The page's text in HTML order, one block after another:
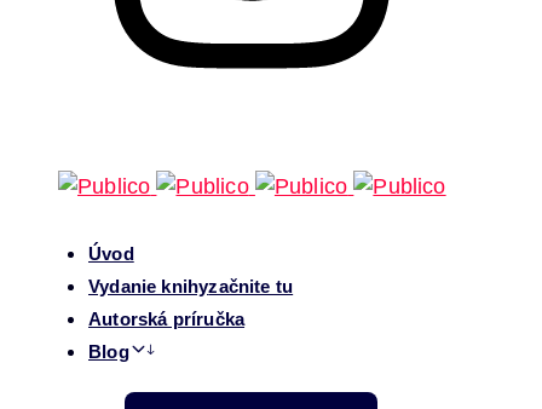
Úvod
Vydanie knihyzačnite tu
Autorská príručka
Blog